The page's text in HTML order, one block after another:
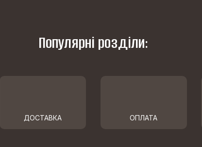
Популярні розділи:
ДОСТАВКА ОПЛАТА